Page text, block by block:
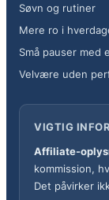
Søvn og rutiner
Mere ro i
Små pauser med
Velvære uden
VIGTIG
Affiliate-
kommission,
Det påvirker